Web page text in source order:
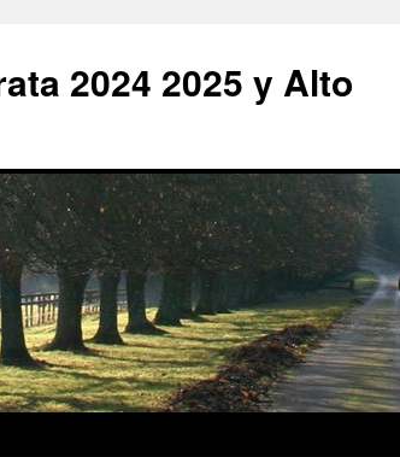
2024 2025 y Alto